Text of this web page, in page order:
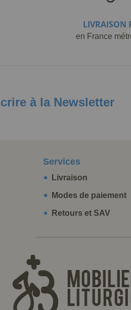
LIVRAISON
en France
à la Newsletter
Services
Livraison
Modes de paiement
Retours et SAV